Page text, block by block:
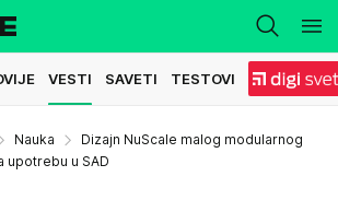
VESTI SAVETI TESTOVI
Nauka
Dizajn NuScale malog modularnog
upotrebu u SAD